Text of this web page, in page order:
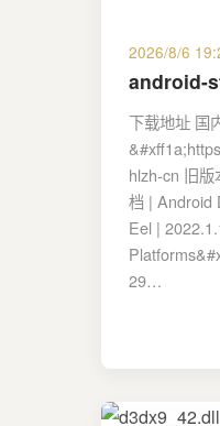
2026/8/6
android-
下载地址 国
hlzh-cn 旧
档 | Android
Eel |
29…